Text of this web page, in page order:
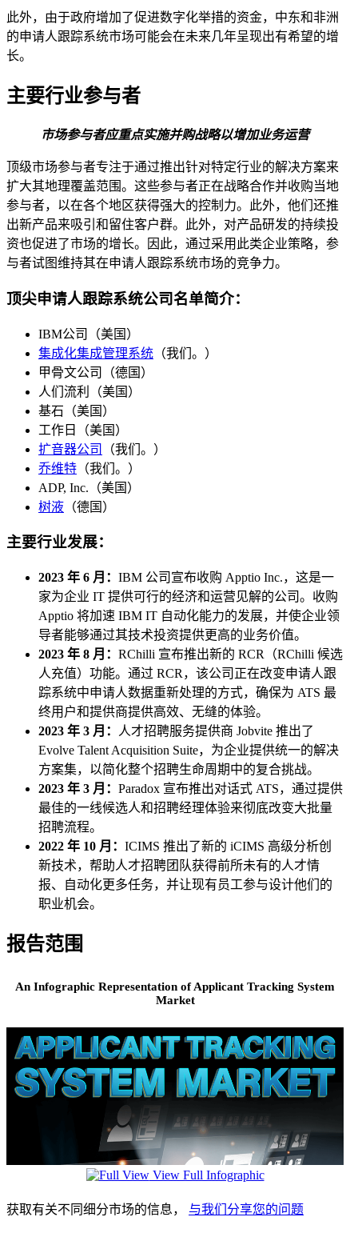
此外，由于政府增加了促进数字化举措的资金，中东和非洲
的申请人跟踪系统市场可能会在未来几年呈现出有希望的增
长。
主要行业参与者
市场参与者应重点实施并购战略以增加业务运营
顶级市场参与者专注于通过推出针对特定行业的解决方案来
扩大其地理覆盖范围。这些参与者正在战略合作并收购当地
参与者，以在各个地区获得强大的控制力。此外，他们还推
出新产品来吸引和留住客户群。此外，对产品研发的持续投
资也促进了市场的增长。因此，通过采用此类企业策略，参
与者试图维持其在申请人跟踪系统市场的竞争力。
顶尖申请人跟踪系统公司名单简介：
IBM公司（美国）
集成化集成管理系统 （我们。）
甲骨文公司（德国）
人们流利（美国）
基石（美国）
工作日（美国）
扩音器公司
（我们。）
乔维特 （我们。）
ADP, Inc.（美国）
树液 （德国）
主要行业发展：
2023 年 6 月： IBM 公司宣布收购 Apptio Inc.，这是一
家为企业 IT 提供可行的经济和运营见解的公司。收购
Apptio 将加速 IBM IT 自动化能力的发展，并使企业领
导者能够通过其技术投资提供更高的业务价值。
2023 年 8 月： RChilli 宣布推出新的 RCR（RChilli 候选
人充值）功能。通过 RCR，该公司正在改变申请人跟
踪系统中申请人数据重新处理的方式，确保为 ATS 最
终用户和提供商提供高效、无缝的体验。
2023 年 3 月：
人才招聘服务提供商 Jobvite 推出了
Evolve Talent Acquisition Suite，为企业提供统一的解决
方案集，以简化整个招聘生命周期中的复合挑战。
2023 年 3 月： Paradox 宣布推出对话式 ATS，通过提供
最佳的一线候选人和招聘经理体验来彻底改变大批量
招聘流程。
2022 年 10 月： ICIMS 推出了新的 iCIMS 高级分析创
新技术，帮助人才招聘团队获得前所未有的人才情
报、自动化更多任务，并让现有员工参与设计他们的
职业机会。
报告范围
An Infographic Representation of Applicant Tracking System
Market
View Full Infographic
获取有关不同细分市场的信息， 与我们分享您的问题